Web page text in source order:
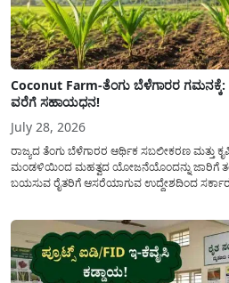
Coconut Farm-ತೆಂಗು ಬೆಳೆಗಾರರ
ವರೆಗೆ ಸಹಾಯಧನ!
July 28, 2026
ರಾಜ್ಯದ ತೆಂಗು ಬೆಳೆಗಾರರ ಆರ್ಥಿಕ ಸಬಲೀಕರಣ ಮತ್ತು ಕೃಷಿ
ಮಂಡಳಿಯಿಂದ ಮಹತ್ವದ ಯೋಜನೆಯೊಂದನ್ನು ಜಾರಿಗೆ
ಬಯಸುವ ರೈತರಿಗೆ ಆಸರೆಯಾಗುವ ಉದ್ದೇಶದಿಂದ